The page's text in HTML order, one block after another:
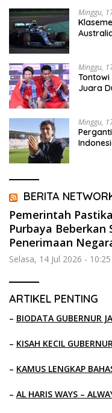
Minggu,
Minggu,
Juara
Minggu,
BERITA
Pemerintah
Purbaya
Penerimaan
Selasa, 14 Jul 2026 -
ARTIKEL PENTING
– BIODATA GUBERNUR
– KISAH KECIL
– KAMUS LENGKAP
– AL HARIS WAYS –